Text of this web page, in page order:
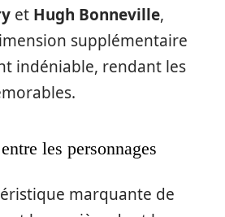
et Hugh Bonneville,
supplémentaire
indéniable, rendant les
les personnages
marquante de